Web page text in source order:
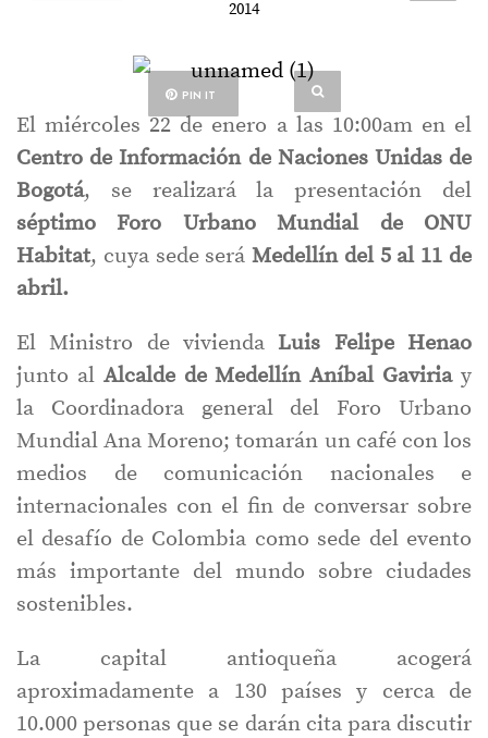
PIN IT
El miércoles 22 de enero a las 10:00am en el
Centro de Información de Naciones Unidas de
Bogotá, se realizará la presentación del
séptimo Foro Urbano Mundial de ONU
Habitat, cuya sede será Medellín del 5 al 11 de
abril.
El Ministro de vivienda Luis Felipe Henao
junto al Alcalde de Medellín Aníbal Gaviriay
la Coordinadora general del Foro Urbano
Mundial Ana Moreno; tomarán un café con los
medios de comunicación nacionales e
internacionales con el fin de conversar sobre
el desafío de Colombia como sede del evento
más importante del mundo sobre ciudades
sostenibles.
La capital antioqueña acogerá
aproximadamente a 130 países y cerca de
10.000 personas que se darán cita para discutir